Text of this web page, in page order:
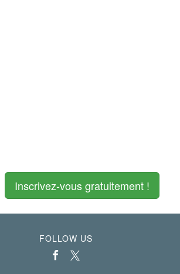
Inscrivez-vous gratuitement !
FOLLOW US